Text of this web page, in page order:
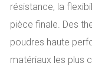
résistance, la
pièce finale. Des
poudres haute
matériaux les plus